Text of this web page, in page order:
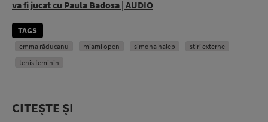
va fi jucat cu Paula Badosa | AUDIO
TAGS
emma răducanu miami open simona halep
stiri externe
tenis feminin
CITEȘTE ȘI